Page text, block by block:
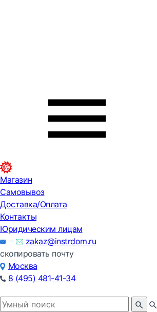
Магазин
Самовывоз
Доставка/Оплата
Контакты
Юридическим лицам
zakaz@instrdom.ru
скопировать почту
Москва
8 (495) 481-41-34